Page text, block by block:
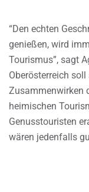
“Den echten
genießen, wird
Tourismus”, sagt
Oberösterreich
Zusammenwirken
heimischen
Genusstouristen
wären jedenfalls